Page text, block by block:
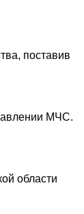
поставив
МЧС.
области